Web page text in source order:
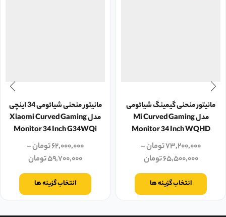
مانیتور منحنی گیمینگ شیائومی
مدل Mi Curved Gaming
Monitor 34 Inch WQHD
۷۳,۲۰۰,۰۰۰تومان–
۶۵,۵۰۰,۰۰۰تومان
انتخاب گزینه ها
مانیتور منحنی شیائومی 34 اینچی
مدل Xiaomi Curved Gaming
Monitor 34 Inch G34WQi
۶۲,۰۰۰,۰۰۰تومان–
۵۹,۷۰۰,۰۰۰تومان
انتخاب گزینه ها